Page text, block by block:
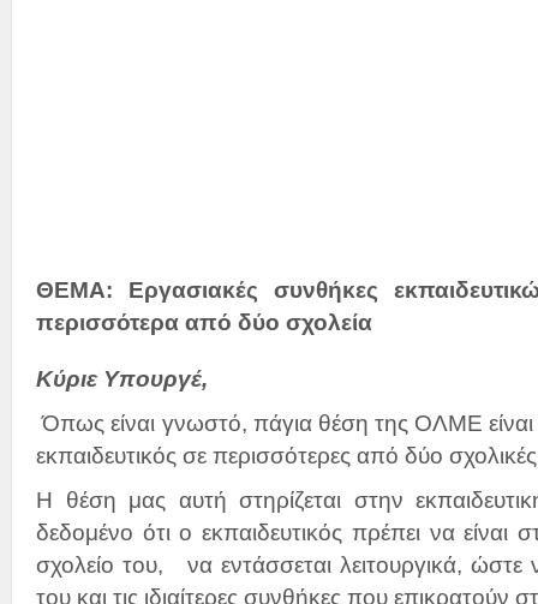
ΘΕΜΑ: Εργασιακές συνθήκες
περισσότερα από δύο σχολεία
Κύριε Υπουργέ,
Όπως είναι γνωστό, πάγια θέση της ΟΛΜΕ είναι
εκπαιδευτικός σε περισσότερες από δύο
Η θέση μας αυτή στηρίζεται στην
δεδομένο ότι ο εκπαιδευτικός πρέπει να είναι
σχολείο του, να εντάσσεται λειτουργικά, ώστε
του και τις ιδιαίτερες συνθήκες που επικρατούν